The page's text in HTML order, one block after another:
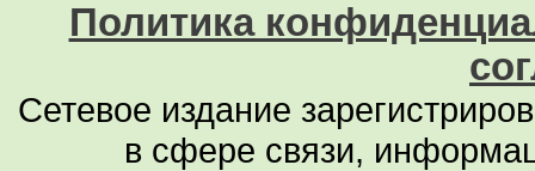
Политика
Сетевое издание
в сфере связи,